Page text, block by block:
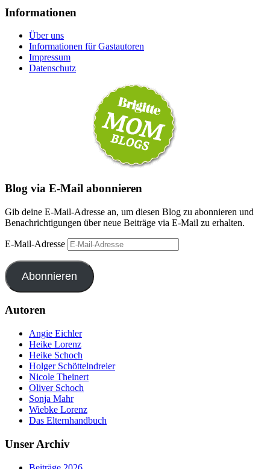
Informationen
Über uns
Informationen für Gastautoren
Impressum
Datenschutz
Blog via E-Mail abonnieren
Gib deine E-Mail-Adresse an, um diesen Blog zu abonnieren und
Benachrichtigungen über neue Beiträge via E-Mail zu erhalten.
E-Mail-Adresse
Abonnieren
Autoren
Angie Eichler
Heike Lorenz
Heike Schoch
Holger Schöttelndreier
Nicole Theinert
Oliver Schoch
Sonja Mahr
Wiebke Lorenz
Das Elternhandbuch
Unser Archiv